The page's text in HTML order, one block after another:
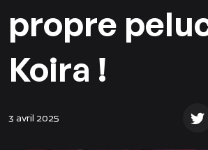
propre
Koira !
3 avril 2025